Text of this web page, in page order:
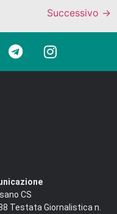
Successivo →
CS
Testata Giornalistica n.